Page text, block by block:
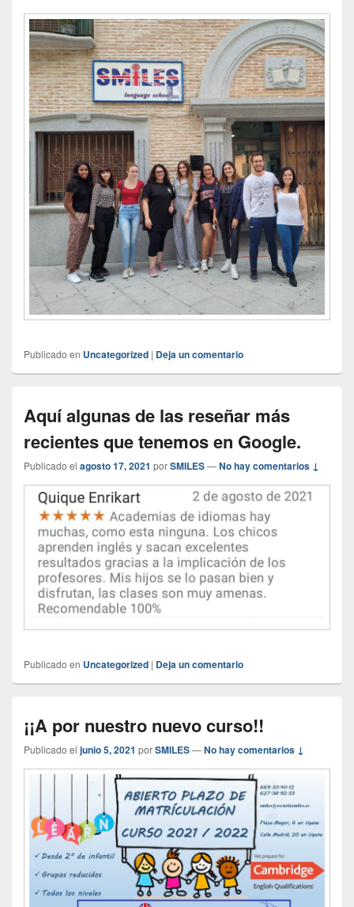
Publicado en Uncategorized | Deja un comentario
Aquí algunas de las reseñar más
recientes que tenemos en Google.
Publicado el agosto 17, 2021 porSMILES—No hay comentarios ↓
Publicado en Uncategorized | Deja un comentario
¡¡A por nuestro nuevo curso!!
Publicado el junio 5, 2021 porSMILES—No hay comentarios ↓